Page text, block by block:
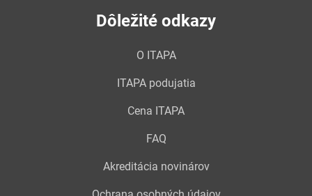
Dôležité odkazy
O ITAPA
ITAPA podujatia
Cena ITAPA
FAQ
Akreditácia novinárov